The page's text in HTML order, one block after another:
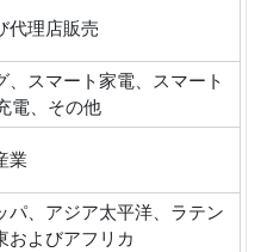
代理店販売
、スマート家電、スマート
電、その他
業
パ、アジア太平洋、ラテン
およびアフリカ